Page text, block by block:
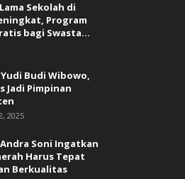
Sekolah di
‎Program
bagi Swasta...
Budi Wibowo,
Jadi Pimpinan
2025
Soni Ingatkan
Harus Tepat
Berkualitas